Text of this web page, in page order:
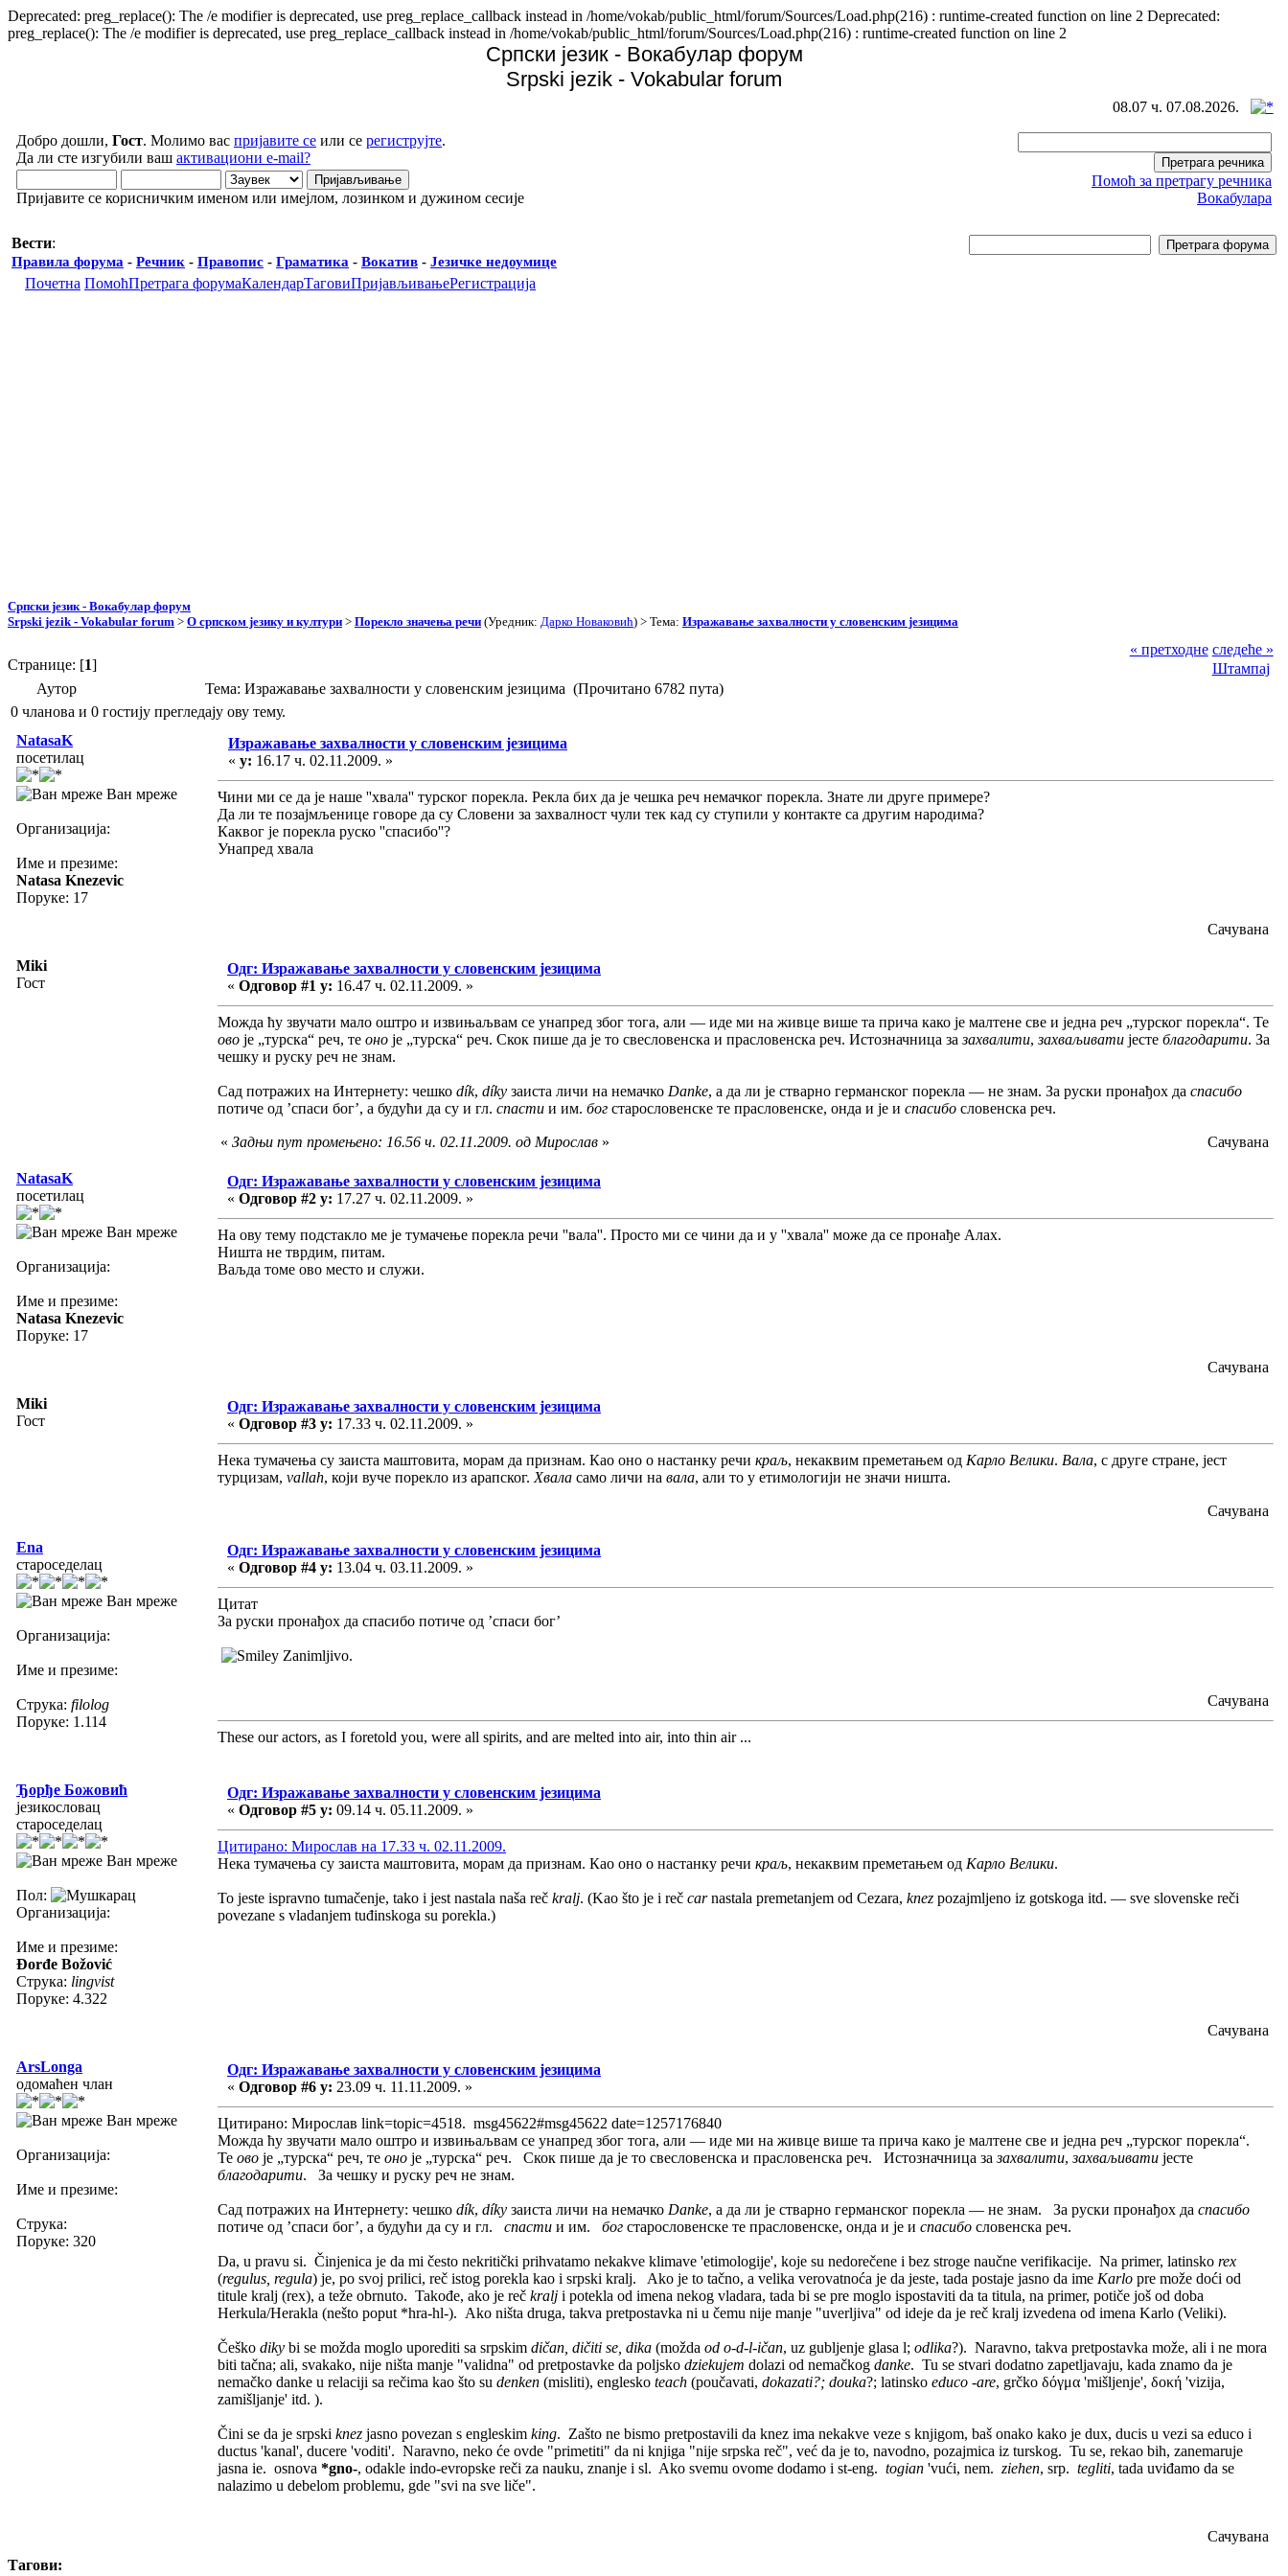
Deprecated: preg_replace(): The /e modifier is deprecated, use preg_replace_callback instead in /home/vokab/public_html/forum/Sources/Load.php(216) : runtime-created function on line 2 Deprecated:
preg_replace(): The /e modifier is deprecated, use preg_replace_callback instead in /home/vokab/public_html/forum/Sources/Load.php(216) : runtime-created function on line 2
Српски језик - Вокабулар форум
Srpski jezik - Vokabular forum
08.07 ч. 07.08.2026.
Добро дошли, Гост. Молимо вас пријавите се или се региструјте.
Да ли сте изгубили ваш активациони e-mail?
Пријавите се корисничким именом или имејлом, лозинком и дужином сесије
Помоћ за претрагу речника
Вокабулара
Вести:
Правила форума - Речник - Правопис - Граматика - Вокатив - Језичке недоумице
Почетна ПомоћПретрага форумаКалендарТаговиПријављивањеРегистрација
Српски језик - Вокабулар форум
Srpski jezik - Vokabular forum > О српском језику и култури > Порекло значења речи (Уредник: Дарко Новаковић) > Тема: Изражавање захвалности у словенским језицима
Странице: [1]
« претходне следеће »
Штампај
Аутор
Тема: Изражавање захвалности у словенским језицима (Прочитано 6782 пута)
0 чланова и 0 гостију прегледају ову тему.
NatasaK
посетилац
Ван мреже
Организација:
Име и презиме:
Natasa Knezevic
Поруке: 17
Изражавање захвалности у словенским језицима
« у: 16.17 ч. 02.11.2009. »
Чини ми се да је наше ''хвала'' турског порекла. Рекла бих да је чешка реч немачког порекла. Знате ли друге примере?
Да ли те позајмљенице говоре да су Словени за захвалност чули тек кад су ступили у контакте са другим народима?
Каквог је порекла руско ''спасибо''?
Унапред хвала
Сачувана
Miki
Гост
Одг: Изражавање захвалности у словенским језицима
« Одговор #1 у: 16.47 ч. 02.11.2009. »
Можда ћу звучати мало оштро и извињаљвам се унапред због тога, али — иде ми на живце више та прича како је малтене све и једна реч „турског порекла“. Те
ово је „турска“ реч, те оно је „турска“ реч. Скок пише да је то свесловенска и прасловенска реч. Истозначница зазахвалити,захваљивати јесте благодарити. За
чешку и руску реч не знам.
Сад потражих на Интернету: чешко dík, díky заиста личи на немачко Danke, а да ли је стварно германског порекла — не знам. За руски пронађох да спасибо
потиче од ’спаси бог’, а будући да су и гл. спасти и им. бог старословенске те прасловенске, онда и је и спасибо словенска реч.
« Задњи пут промењено: 16.56 ч. 02.11.2009. од Мирослав » Сачувана
NatasaK
посетилац
Ван мреже
Организација:
Име и презиме:
Natasa Knezevic
Поруке: 17
Одг: Изражавање захвалности у словенским језицима
« Одговор #2 у: 17.27 ч. 02.11.2009. »
На ову тему подстакло ме је тумачење порекла речи ''вала''. Просто ми се чини да и у ''хвала'' може да се пронађе Алах.
Ништа не тврдим, питам.
Ваљда томе ово место и служи.
Сачувана
Miki
Гост
Одг: Изражавање захвалности у словенским језицима
« Одговор #3 у: 17.33 ч. 02.11.2009. »
Нека тумачења су заиста маштовита, морам да признам. Као оно о настанку речи краљ, некаквим преметањем од Карло Велики. Вала, с друге стране, јест
турцизам, vallah, који вуче порекло из арапског. Хвала само личи на вала, али то у етимологији не значи ништа.
Сачувана
Ena
староседелац
Ван мреже
Организација:
Име и презиме:
Струка: filolog
Поруке: 1.114
Одг: Изражавање захвалности у словенским језицима
« Одговор #4 у: 13.04 ч. 03.11.2009. »
Цитат
За руски пронађох да спасибо потиче од ’спаси бог’
Zanimljivo.
Сачувана
These our actors, as I foretold you, were all spirits, and are melted into air, into thin air ...
Ђорђе Божовић
језикословац
староседелац
Ван мреже
Пол:
Организација:
Име и презиме:
Đorđe Božović
Струка: lingvist
Поруке: 4.322
Одг: Изражавање захвалности у словенским језицима
« Одговор #5 у: 09.14 ч. 05.11.2009. »
Цитирано: Мирослав на 17.33 ч. 02.11.2009.
Нека тумачења су заиста маштовита, морам да признам. Као оно о настанку речи краљ, некаквим преметањем од Карло Велики.
To jeste ispravno tumačenje, tako i jest nastala naša reč kralj. (Kao što je i reč carnastala premetanjem od Cezara, knez pozajmljeno iz gotskoga itd. — sve slovenske reči
povezane s vladanjem tuđinskoga su porekla.)
Сачувана
ArsLonga
одомаћен члан
Ван мреже
Организација:
Име и презиме:
Струка:
Поруке: 320
Одг: Изражавање захвалности у словенским језицима
« Одговор #6 у: 23.09 ч. 11.11.2009. »
Цитирано: Мирослав link=topic=4518. msg45622#msg45622 date=1257176840
Можда ћу звучати мало оштро и извињаљвам се унапред због тога, али — иде ми на живце више та прича како је малтене све и једна реч „турског порекла“.
Те ово је „турска“ реч, те оно је „турска“ реч. Скок пише да је то свесловенска и прасловенска реч. Истозначница зазахвалити,захваљивати јесте
благодарити. За чешку и руску реч не знам.
Сад потражих на Интернету: чешко dík, díky заиста личи на немачко Danke, а да ли је стварно германског порекла — не знам. За руски пронађох да спасибо
потиче од ’спаси бог’, а будући да су и гл. спасти и им. бог старословенске те прасловенске, онда и је и спасибо словенска реч.
Da, u pravu si. Činjenica je da mi često nekritički prihvatamo nekakve klimave 'etimologije', koje su nedorečene i bez stroge naučne verifikacije. Na primer, latinsko rex
(regulus, regula) je, po svoj prilici, reč istog porekla kao i srpski kralj. Ako je to tačno, a velika verovatnoća je da jeste, tada postaje jasno da ime Karlo pre može doći od
titule kralj (rex), a teže obrnuto. Takođe, ako je reč kralj i potekla od imena nekog vladara, tada bi se pre moglo ispostaviti da ta titula, na primer, potiče još od doba
Herkula/Herakla (nešto poput *hra-hl-). Ako ništa druga, takva pretpostavka ni u čemu nije manje "uverljiva" od ideje da je reč kralj izvedena od imena Karlo (Veliki).
Češko diky bi se možda moglo uporediti sa srpskim dičan, dičiti se, dika (možda od o-d-l-ičan, uz gubljenje glasa l; odlika?). Naravno, takva pretpostavka može, ali i ne mora
biti tačna; ali, svakako, nije ništa manje "validna" od pretpostavke da poljsko dziekujem dolazi od nemačkog danke. Tu se stvari dodatno zapetljavaju, kada znamo da je
nemačko danke u relaciji sa rečima kao što su denken (misliti), englesko teach (poučavati, dokazati?; douka?; latinsko educo -are, grčko δόγμα 'mišljenje', δοκή 'vizija,
zamišljanje' itd. ).
Čini se da je srpski knez jasno povezan s engleskim king. Zašto ne bismo pretpostavili da knez ima nekakve veze s knjigom, baš onako kako je dux, ducis u vezi sa educo i
ductus 'kanal', ducere 'voditi'. Naravno, neko će ovde "primetiti" da ni knjiga "nije srpska reč", već da je to, navodno, pozajmica iz turskog. Tu se, rekao bih, zanemaruje
jasna ie. osnova *gno-, odakle indo-evropske reči za nauku, znanje i sl. Ako svemu ovome dodamo i st-eng. togian 'vući, nem. ziehen, srp. tegliti, tada uviđamo da se
nalazimo u debelom problemu, gde "svi na sve liče".
Сачувана
Тагови: